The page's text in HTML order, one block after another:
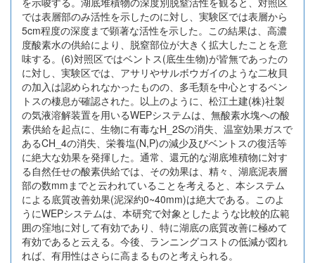
では表層部のみ活性を示したのに対し、実験区では表層から
5cm程度の深度まで顕著な活性を示した。この結果は、高濃
度酸素水の供給により、脱窒部位が大きく拡大したことを意
味する。(6)対照区ではベントス(底生生物)が皆無であったの
に対し、実験区では、アサリやサルボウガイのような二枚貝
の加入は認められなかったものの、多毛類を中心とするベン
トスの棲息が確認された。以上のように、松江土建(株)社製
の気液溶解装置を用いるWEPシステムは、無酸素水塊への酸
素供給を起点に、生物に有毒なH_2Sの消失、温室効果ガスで
あるCH_4の消失、栄養塩(N,P)の減少及びベントスの復活等
に絶大な効果を発揮した。通常、還元的な湖底堆積物に対す
る自然任せの酸素供給では、その効果は、精々、湖底泥表層
部の数mmまでと云われていることを考えると、本システム
による底質改善効果(泥深約0~40mm)は絶大である。このよ
うにWEPシステムは、本研究で対象としたような比較的広範
囲の窪地に対して有効であり、特に湖底の底質改善に極めて
有効であると云える。今後、ランニングコストの低減が図れ
れば、有用性はさらに高まるものと考えられる。